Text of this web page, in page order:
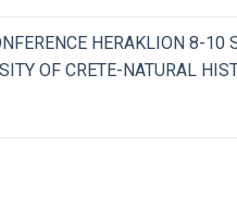
HERAKLION 8-10
OF CRETE-NATURAL